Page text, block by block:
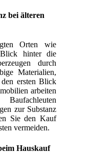
bei älteren
Orten wie
hinter die
durch
Materialien,
ersten Blick
arbeiten
zur Substanz
Sie den Kauf
vermeiden.
Hauskauf